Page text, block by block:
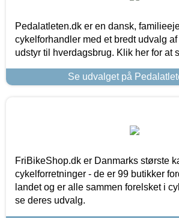
Pedalatleten.dk er en dansk,
cykelforhandler med et bredt udvalg
udstyr til hverdagsbrug. Klik her for at
Se udvalget på
FriBikeShop.dk er Danmarks største
cykelforretninger - de er 99 butikker
landet og er alle sammen forelsket i
se deres udvalg.